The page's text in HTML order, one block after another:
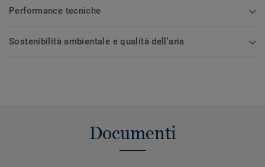
Performance tecniche
Sostenibilità ambientale e qualità dell'aria
Documenti